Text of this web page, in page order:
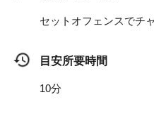
セットオフェンスでチ
目安所要時間
10分